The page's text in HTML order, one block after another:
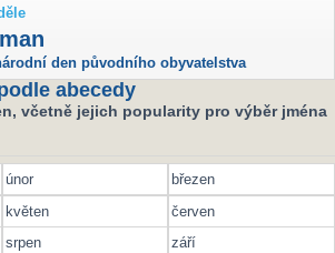
den původního obyvatelstva
abecedy
včetně jejich popularity pro výběr jména
únor
březen
květen
červen
srpen
září